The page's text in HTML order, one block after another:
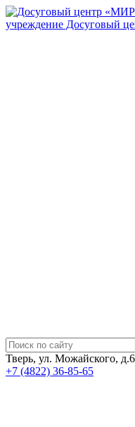
учреждение Досуговый
Тверь, ул. Можайского,
+7 (4822) 36-85-65